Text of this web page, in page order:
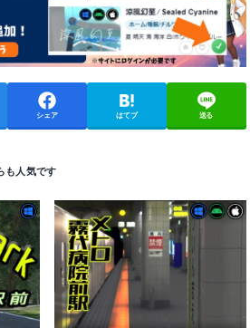
シェア はてブ 送る